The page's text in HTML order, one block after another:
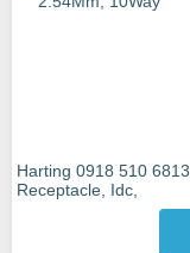
Harting 0918 510 6813
Receptacle, Idc,